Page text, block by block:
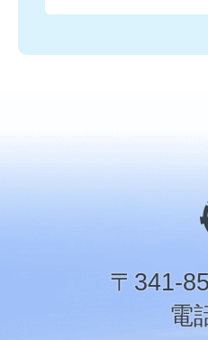
〒341-
電